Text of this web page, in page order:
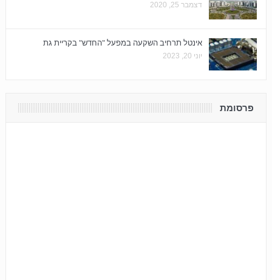
דצמבר 25, 2020
אינטל תרחיב השקעה במפעל "החדש" בקריית גת
יוני 20, 2023
פרסומת